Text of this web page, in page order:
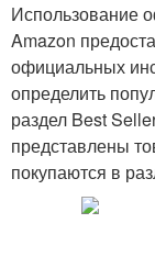
Использование
Amazon
официальных
определить
раздел Best
представлены
покупаются в